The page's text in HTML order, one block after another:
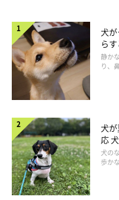
避難所についたものの、や
ず、車中泊をしたＵさん家
翌朝、愛犬はドッグサロン
慣れたお店だったことや、
もらったためか、愛犬は安
「幸い、床上浸水はしませ
がかかりました。
数日間は自宅に戻れなかっ
犬
ら
静か
り、
犬
応
犬の
歩か